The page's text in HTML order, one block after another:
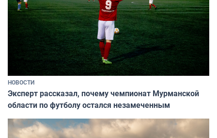
НОВОСТИ
Эксперт рассказал, почему чемпионат Мурманской
области по футболу остался незамеченным